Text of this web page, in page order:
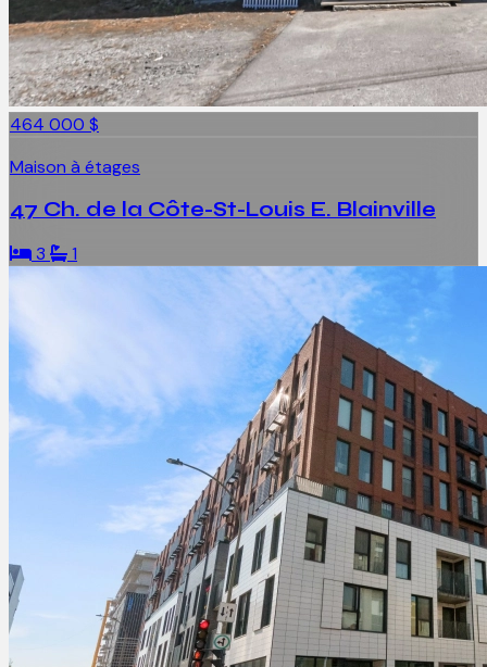
464 000 $
Maison à étages
47 Ch. de la Côte-St-Louis E. Blainville
3 1